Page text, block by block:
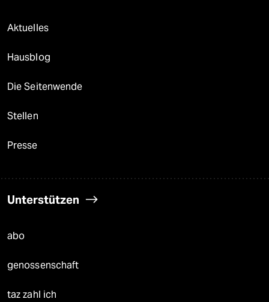
Aktuelles
Hausblog
Die Seitenwende
Stellen
Presse
Unterstützen
abo
genossenschaft
taz zahl ich